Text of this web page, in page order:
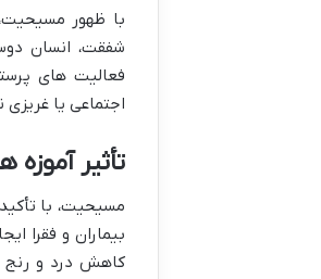
با ظهور
شفقت، انسان
فعالیت های
اجتماعی یا
تأثیر
مسیحیت، با
بیماران و فقرا
کاهش درد و رنج